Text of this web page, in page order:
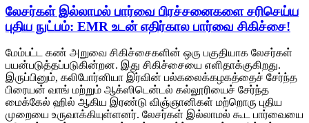
லேசர்கள் இல்லாமல் பார்வை பிரச்சனைகளை சரிசெய்ய
புதிய நுட்பம்: EMR உடன் எதிர்கால பார்வை சிகிச்சை!
மேம்பட்ட கண் அறுவை சிகிச்சைகளின் ஒரு பகுதியாக லேசர்கள்
பயன்படுத்தப்படுகின்றன. இது சிகிச்சையை எளிதாக்குகிறது.
இருப்பினும், கலிபோர்னியா இர்வின் பல்கலைக்கழகத்தைச் சேர்ந்த
பிரையன் வாங் மற்றும் ஆக்ஸிடென்டல் கல்லூரியைச் சேர்ந்த
மைக்கேல் ஹில் ஆகிய இரண்டு விஞ்ஞானிகள் மற்றொரு புதிய
முறையை உருவாக்கியுள்ளனர். லேசர்கள் இல்லாமல் கூட பார்வையை